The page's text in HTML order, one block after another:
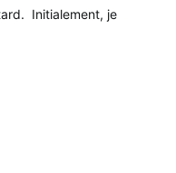
Initialement, je